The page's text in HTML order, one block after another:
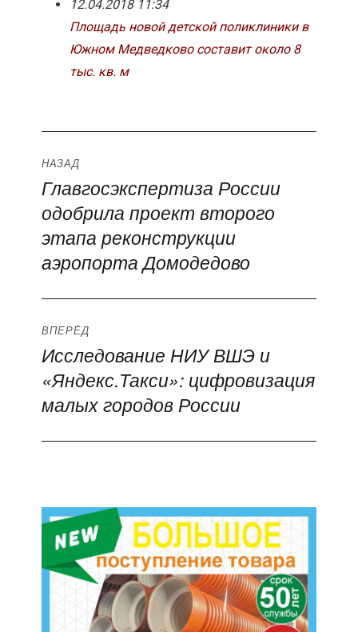
12.04.2018 11:34
Площадь новой детской поликлиники в
Южном Медведково составит около 8
тыс. кв. м
Навигация
по
записям
НАЗАД
Предыдущая
запись:
Главгосэкспертиза России
одобрила проект второго
этапа реконструкции
аэропорта Домодедово
ВПЕРЁД
Следующая
запись:
Исследование НИУ ВШЭ и
«Яндекс.Такси»: цифровизация
малых городов России